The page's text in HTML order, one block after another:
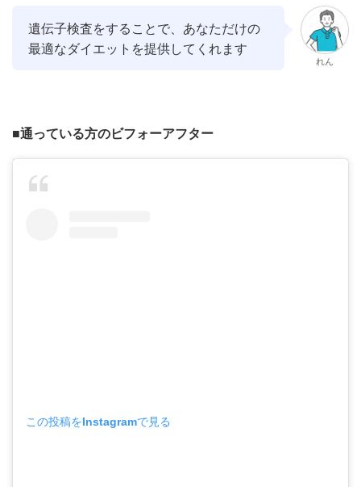
遺伝子検査をすることで、あなただけの
最適なダイエットを提供してくれます
れん
■通っている方のビフォーアフター
この投稿をInstagramで見る